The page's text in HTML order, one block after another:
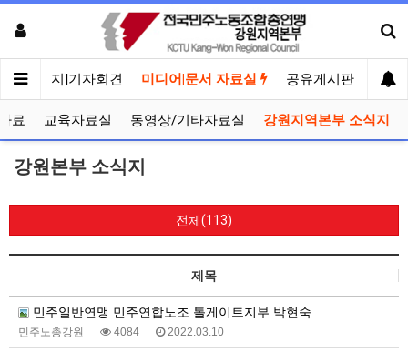
인 공지|기자회견 미디어|문서 자료실 공유게시판 선
료 교육자료실 동영상/기타자료실 강원지역본부 소식지
강원본부 소식지
전체(113)
제목
민주일반연맹 민주연합노조 톨게이트지부 박현숙
민주노총강원 4084 2022.03.10